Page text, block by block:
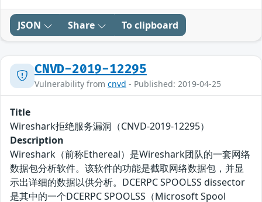
JSON Share To clipboard
CNVD-2019-12295
Vulnerability from cnvd - Published: 2019-04-25
Title
Wireshark拒绝服务漏洞（CNVD-2019-12295）
Description
Wireshark（前称Ethereal）是Wireshark团队的一套网络
数据包分析软件。该软件的功能是截取网络数据包，并显
示出详细的数据以供分析。DCERPC SPOOLSS dissector
是其中的一个DCERPC SPOOLSS（Microsoft Spool